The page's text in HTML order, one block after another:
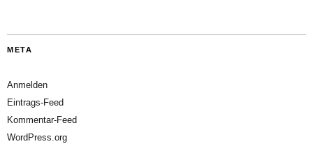
META
Anmelden
Eintrags-Feed
Kommentar-Feed
WordPress.org